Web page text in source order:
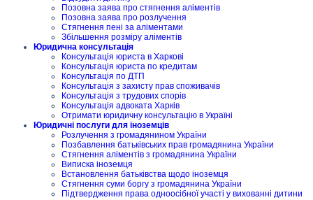
Позовна заява про стягнення аліментів
Позовна заява про розлучення
Стягнення пені за аліментами
Збільшення розміру аліментів
Юридична консультація
Консультація юриста в Харкові
Консультація юриста по кредитам
Консультація по ДТП
Консультація з захисту прав споживачів
Консультація з трудових спорів
Консультація адвоката Харків
Отримати юридичну консультацію в Україні
Юридичні послуги для іноземців
Розлучення з громадянином України
Позбавлення батьківських прав громадянина України
Стягнення аліментів з громадянина України
Виписка іноземця
Встановлення батьківства щодо іноземця
Стягнення суми боргу з громадянина України
Підтвердження права одноосібної участі у вихованні дитини